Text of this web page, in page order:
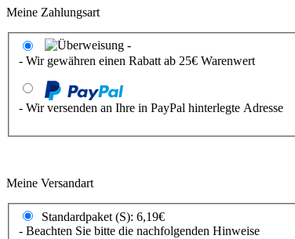
Meine Zahlungsart
- Wir gewähren einen Rabatt ab 25€ Warenwert
- Wir versenden an Ihre in PayPal hinterlegte Adresse
Meine Versandart
Standardpaket (S): 6,19€
- Beachten Sie bitte die nachfolgenden Hinweise